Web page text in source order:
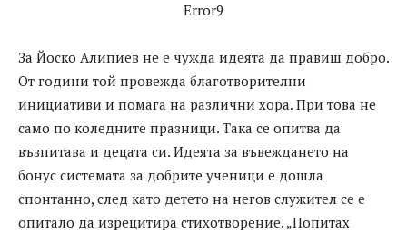
Error9
За Йоско Алипиев не е чужда идеята да правиш добро.
От години той провежда благотворителни
инициативи и помага на различни хора. При това не
само по коледните празници. Така се опитва да
възпитава и децата си. Идеята за въвеждането на
бонус системата за добрите ученици е дошла
спонтанно, след като детето на негов служител се е
опитало да изрецитира стихотворение. „Попитах